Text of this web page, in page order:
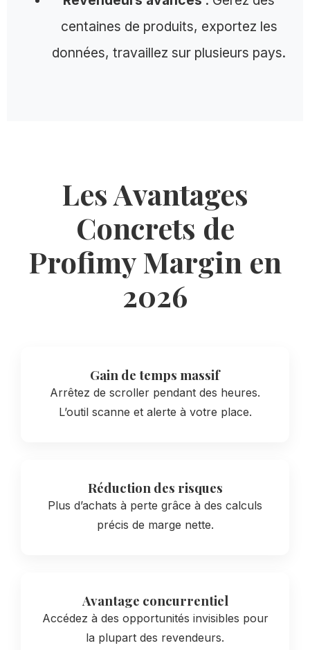
centaines de produits, exportez les
données, travaillez sur plusieurs pays.
Les Avantages
Concrets de
Profimy Margin en
2026
Gain de temps massif
Arrêtez de scroller pendant des heures.
L’outil scanne et alerte à votre place.
Réduction des risques
Plus d’achats à perte grâce à des calculs
précis de marge nette.
Avantage concurrentiel
Accédez à des opportunités invisibles pour
la plupart des revendeurs.